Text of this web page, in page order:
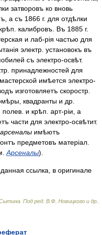
затворовъ ко вновь
а съ 1866 г. для отдѣлки
калибровъ. Въ 1885 г.
и лаб-рія частью для
электр. установокъ въ
съ электро-освѣт.
принадлежностей для
имѣется электро-
изготовляетъ скоростр.
квадранты и др.
и крѣп. арт-ріи, а
части для электро-освѣтит.
имѣютъ
предметовъ матеріал.
Арсеналы).
ссылка, в оригинале
Под ред. В.Ф. Новицкого и др.